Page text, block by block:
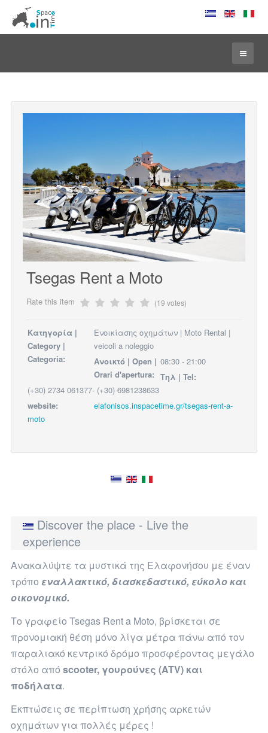
Tsegas Rent a Moto
Rate this item (19 votes)
Κατηγορία |
Category |
Categoria:
Ενοικίασης οχημάτων | Moto Rental |
veicoli a noleggio
Ανοικτό | Open |
Orari d'apertura:
08:30 - 21:00
Τηλ | Tel:
(+30) 2734 061377- (+30) 6981238633
website:
elafonisos.inspacetime.gr/tsegas-rent-a-
moto
Discover the place - Live the
experience
Aνακαλύψτε τα μυστικά της Ελαφονήσου με έναν
τρόπο εναλλακτικό, διασκεδαστικό, εύκολο και
οικονομικό.
Το γραφείο Tsegas Rent a Moto, βρίσκεται σε
προνομιακή θέση μόνο λίγα μέτρα πάνω από τον
παραλιακό κεντρικό δρόμο προσφέροντας μεγάλο
στόλο από scooter, γουρούνες (ATV) και
ποδήλατα.
Εκπτώσεις σε περίπτωση χρήσης αρκετών
οχημάτων για πολλές μέρες !